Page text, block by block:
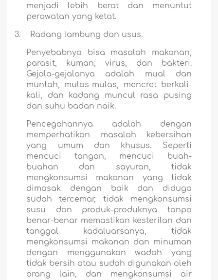
menjadi lebih berat dan menuntut
perawatan yang ketat.
3. Radang lambung dan usus.
Penyebabnya bisa masalah makanan,
parasit, kuman, virus, dan bakteri.
Gejala-gejalanya adalah mual dan
muntah, mulas-mulas, mencret berkali-
kali, dan kadang muncul rasa pusing
dan suhu badan naik.
Pencegahannya adalah dengan
memperhatikan masalah kebersihan
yang umum dan khusus. Seperti
mencuci tangan, mencuci buah-
buahan dan sayuran, tidak
mengkonsumsi makanan yang tidak
dimasak dengan baik dan diduga
sudah tercemar, tidak mengkonsumsi
susu dan produk-produknya tanpa
benar-benar memastikan kesterilan dan
tanggal kadaluarsanya, tidak
mengkonsumsi makanan dan minuman
dengan menggunakan wadah yang
tidak bersih atau sudah digunakan oleh
orang lain, dan mengkonsumsi air